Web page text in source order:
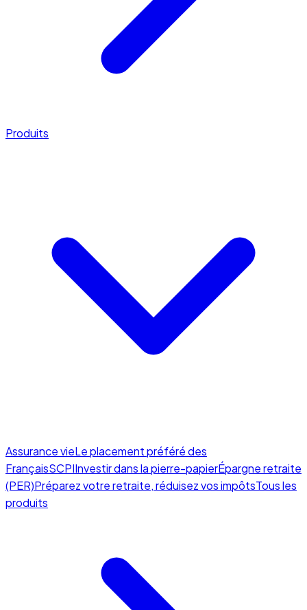
Produits
Assurance vieLe placement préféré des
FrançaisSCPIInvestir dans la pierre-papierÉpargne retraite
(PER)Préparez votre retraite, réduisez vos impôtsTous les
produits